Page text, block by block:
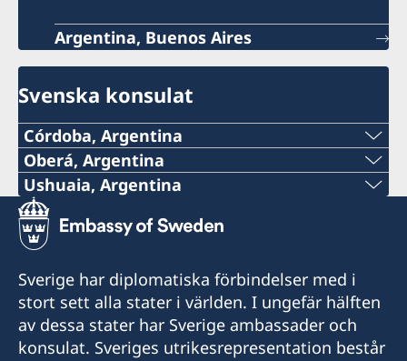
Argentina, Buenos Aires
Svenska konsulat
Córdoba, Argentina
Det är för närvarande inte möjligt att få
konsulär service på konsulatet.
Kontakta ambassaden via e-post om du har
aires@gov.se
Oberá, Argentina
Tel:
+54 9 11 51148132
consuladodesueciaenobera@gmail.com
Adress:
Ushuaia, Argentina
Tel:
+54 2901 423240
Mobil:
+54 9 2901 646428
Sverige har diplomatiska förbindelser med i
stort sett alla stater i världen. I ungefär hälften
av dessa stater har Sverige ambassader och
konsulat. Sveriges utrikesrepresentation består